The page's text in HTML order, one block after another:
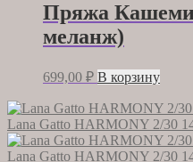
Пряжа
меланж)
699,00 ₽ В корзину
Lana Gatto HARMONY 2/30
Lana Gatto HARMONY 2/30